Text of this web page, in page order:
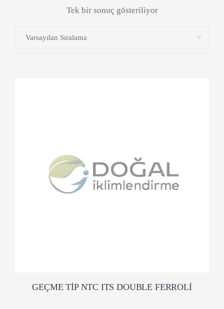
Tek bir sonuç gösteriliyor
GEÇME TİP NTC ITS DOUBLE FERROLİ